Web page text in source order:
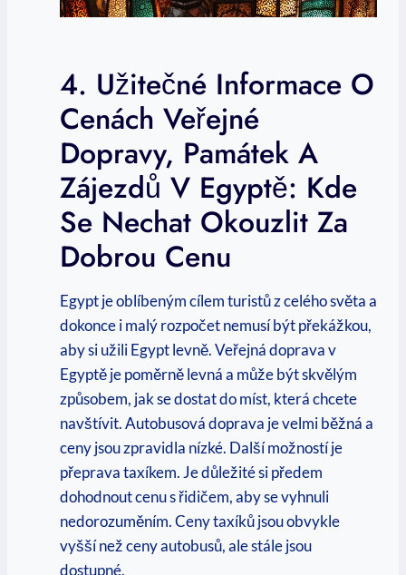
4. Užitečné Informace O
⁤cenách​ Veřejné⁣
Dopravy, Památek ‌a⁤
Zájezdů V ‍Egyptě: Kde
Se ​nechat Okouzlit Za
‌dobrou Cenu
Egypt je ⁣oblíbeným cílem ‍turistů z ⁣celého světa a
dokonce i malý ‍rozpočet nemusí být překážkou,‍
aby si užili Egypt levně. Veřejná doprava​ v
⁢Egyptě je poměrně levná a ⁢může být skvělým
způsobem, jak se dostat do míst, která⁣ chcete
navštívit. Autobusová⁣ doprava ‌je velmi ⁤běžná a
ceny jsou zpravidla nízké.⁣ Další možností je
⁢přeprava taxíkem.⁣ Je důležité si předem
dohodnout cenu s⁢ řidičem, aby se vyhnuli
nedorozuměním. Ceny taxíků jsou obvykle‌
vyšší než ceny autobusů, ale⁤ stále jsou ​
dostupné.